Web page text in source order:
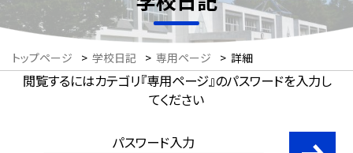
トップページ > 学校日記 > 専用ページ > 詳細
閲覧するにはカテゴリ『専用ページ』のパスワードを入力し
てください
パスワード入力